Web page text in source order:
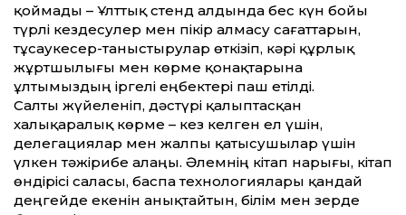
қоймады – Ұлт­тық стенд алдында бес күн бойы
түрлі кездесулер мен пікір алмасу сағаттарын,
тұсаукесер-таныстырулар өткізіп, кәрі құрлық
жұртшылығы мен көрме қонақтарына
ұлтымыздың іргелі еңбектері паш етілді.
Салты жүйеленіп, дәстүрі қалыптасқан
халықаралық көрме – кез келген ел үшін,
делегациялар мен жалпы қатысушылар үшін
үлкен тәжірибе алаңы. Әлемнің кітап нарығы, кітап
өндірісі саласы, баспа технологиялары қандай
деңгейде екенін анықтайтын, білім мен зерде